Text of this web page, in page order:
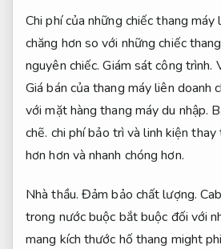
Chi phí của những chiếc thang máy
chăng hơn so với những chiếc
nguyên chiếc.Giám sát công trình.
Giá bán của thang máy liên doanh
với mặt hàng thang máy du nhập.
chẽ. chi phí bảo trì và linh kiện thay
hơn hơn và nhanh chóng hơn.
Nhà thầu. Đảm bảo chất lượng.
trong nước buộc bắt buộc đối với
mang kích thước hố thang might